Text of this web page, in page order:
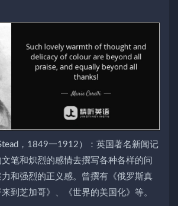
，1849一1912）：英国著名新闻记
笔和炽烈的感情去撰写各种各样的问
和强烈的正义感。曾撰有《俄罗斯真
到芝加哥》、《世界的美国化》等。